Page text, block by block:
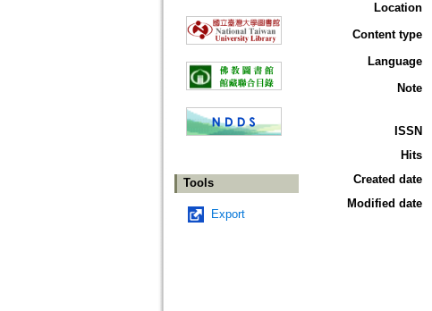
Tools
Export
Location
Content type
Language
Note
ISSN
Hits
Created date
Modified date